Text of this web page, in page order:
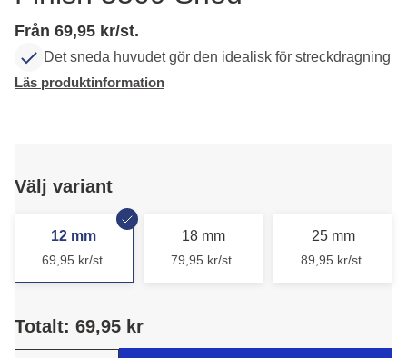
Från 69,95 kr/st.
Det sneda huvudet gör den idealisk för streckdragning
Läs produktinformation
Välj variant
12 mm
69,95 kr/st.
18 mm
79,95 kr/st.
25 mm
89,95 kr/st.
Totalt: 69,95 kr